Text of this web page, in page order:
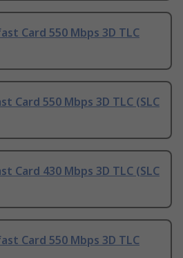
Card 550 Mbps 3D TLC
Card 550 Mbps 3D TLC (SLC
Card 430 Mbps 3D TLC (SLC
Card 550 Mbps 3D TLC